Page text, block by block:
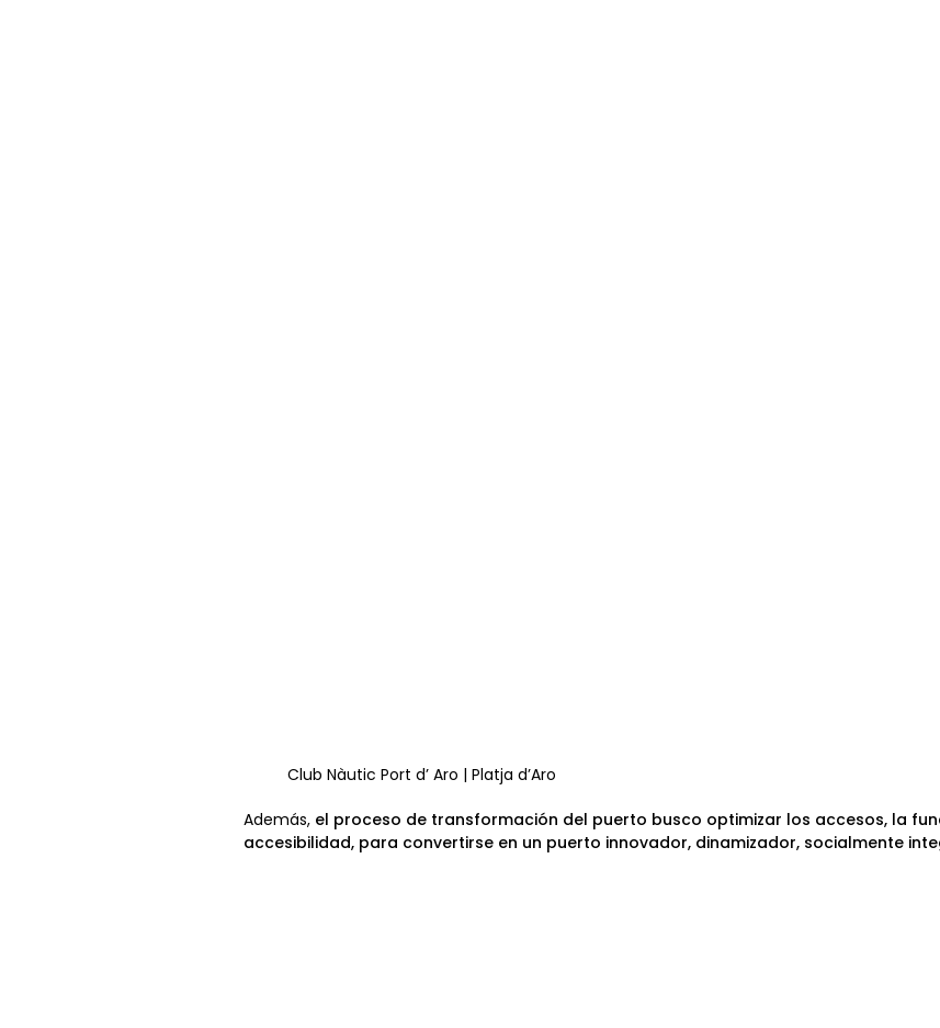
Club Nàutic Port d’ Aro | Platja d’Aro
Además, el proceso de transformación del puerto busco optimizar los accesos, la
accesibilidad, para convertirse en un puerto innovador, dinamizador, socialmente